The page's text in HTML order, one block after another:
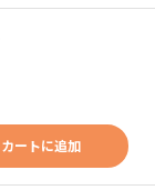
カートに追加